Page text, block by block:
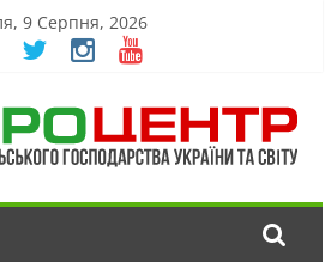
9 Серпня, 2026